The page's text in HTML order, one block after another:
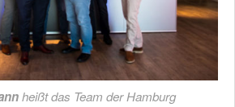
heißt das Team der Hamburg